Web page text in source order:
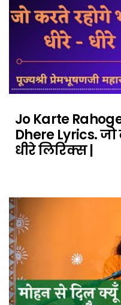
Jo Karte
Dhere Lyrics.
धीरे लिरिक्स |